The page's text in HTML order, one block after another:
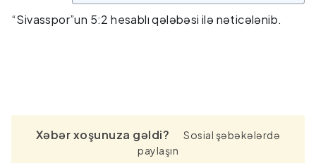
“Sivasspor”un 5:2 hesablı qələbəsi ilə nəticələnib.
Xəbər xoşunuza gəldi?
Sosial şəbəkələrdə
paylaşın